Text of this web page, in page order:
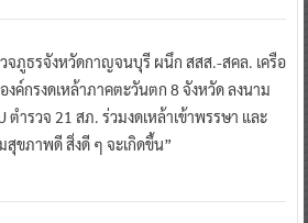
จภูธรจังหวัดกาญจนบุรี ผนึก สสส.-สคล. เครือ
งค์กรงดเหล้าภาคตะวันตก 8 จังหวัด ลงนาม
ตำรวจ 21 สภ. ร่วมงดเหล้าเข้าพรรษา และ
ขภาพดี สิ่งดี ๆ จะเกิดขึ้น”